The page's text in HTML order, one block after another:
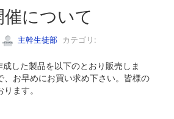
について
主幹生徒部 カテゴリ:
した製品を以下のとおり販売しま
、お早めにお買い求め下さい。皆様の
ます。